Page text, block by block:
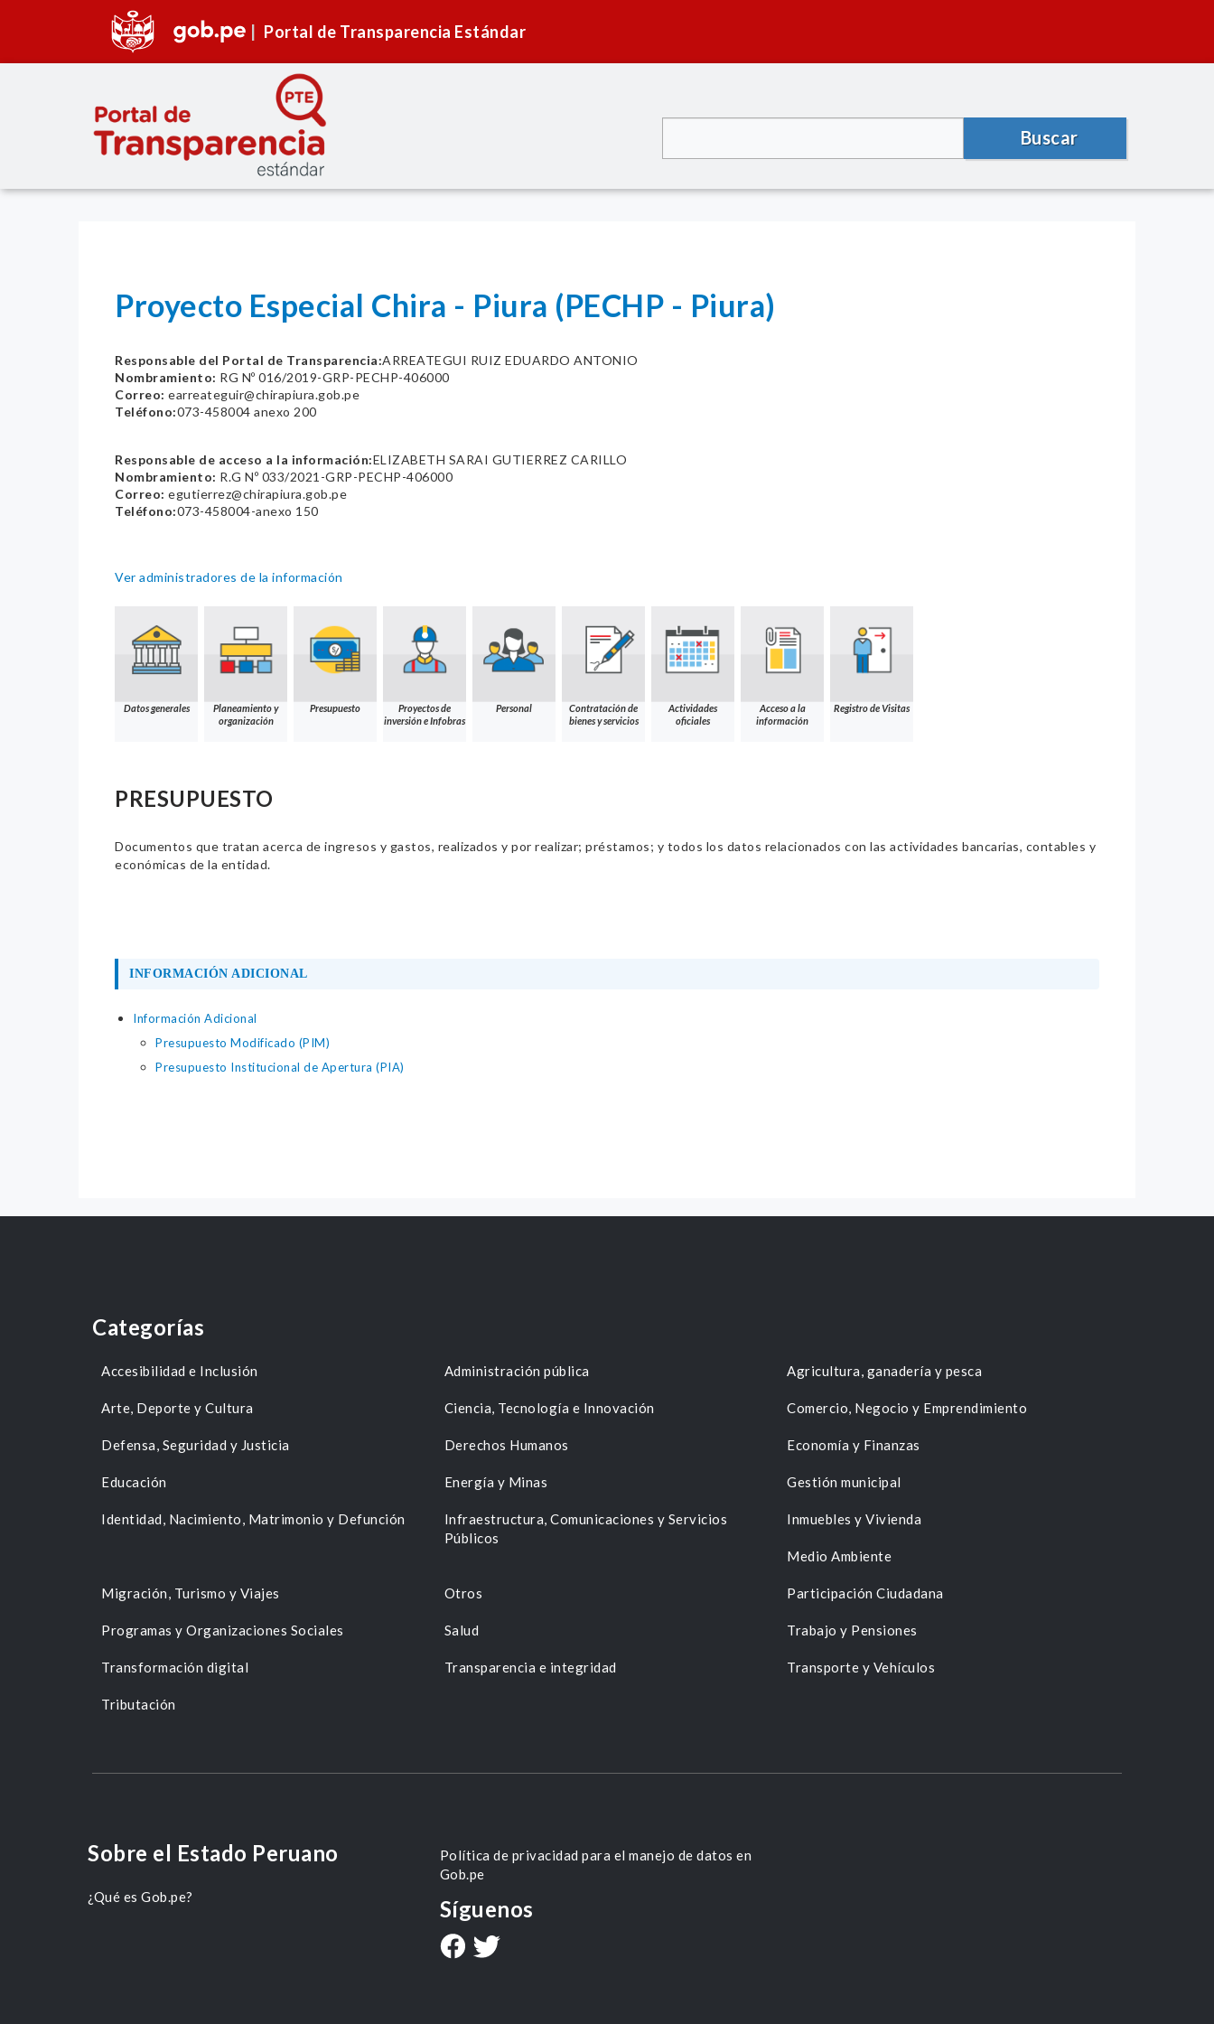
Portal de Transparencia Estándar
Buscar
Proyecto Especial Chira - Piura (PECHP - Piura)
Responsable del Portal de Transparencia:ARREATEGUI RUIZ EDUARDO ANTONIO
Nombramiento: RG Nº 016/2019-GRP-PECHP-406000
Correo: earreateguir@chirapiura.gob.pe
Teléfono:073-458004 anexo 200
Responsable de acceso a la información:ELIZABETH SARAI GUTIERREZ CARILLO
Nombramiento: R.G Nº 033/2021-GRP-PECHP-406000
Correo: egutierrez@chirapiura.gob.pe
Teléfono:073-458004-anexo 150
Ver administradores de la información
Datos generales
Planeamiento y
organización
Presupuesto
Proyectos de
inversión e Infobras
Personal
Contratación de
bienes y servicios
Actividades
oficiales
Acceso a la
información
Registro de Visitas
PRESUPUESTO
Documentos que tratan acerca de ingresos y gastos, realizados y por realizar; préstamos; y todos los datos relacionados con las actividades bancarias, contables y
económicas de la entidad.
INFORMACIÓN ADICIONAL
Información Adicional
Presupuesto Modificado (PIM)
Presupuesto Institucional de Apertura (PIA)
Categorías
Accesibilidad e Inclusión Administración pública Agricultura, ganadería y pesca
Arte, Deporte y Cultura Ciencia, Tecnología e Innovación Comercio, Negocio y Emprendimiento
Defensa, Seguridad y Justicia Derechos Humanos Economía y Finanzas
Educación Energía y Minas Gestión municipal
Identidad, Nacimiento, Matrimonio y Defunción
Infraestructura, Comunicaciones y Servicios
Públicos
Inmuebles y Vivienda
Medio Ambiente
Migración, Turismo y Viajes Otros Participación Ciudadana
Programas y Organizaciones Sociales Salud Trabajo y Pensiones
Transformación digital Transparencia e integridad Transporte y Vehículos
Tributación
Sobre el Estado Peruano
¿Qué es Gob.pe?
Política de privacidad para el manejo de datos en
Gob.pe
Síguenos